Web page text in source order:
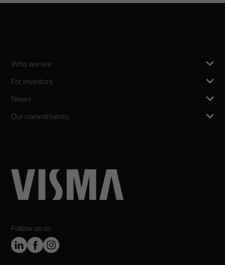
Follow us on
Who we are
For investors
News
Our commitments